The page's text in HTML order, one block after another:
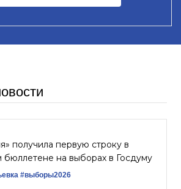
получила первую строку в
бюллетене на выборах в Госдуму
#выборы2026